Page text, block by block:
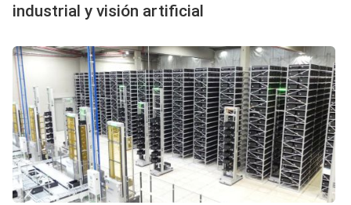
industrial y visión artificial